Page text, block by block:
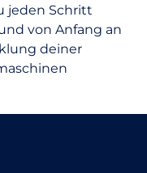
jeden Schritt
von Anfang an
deiner